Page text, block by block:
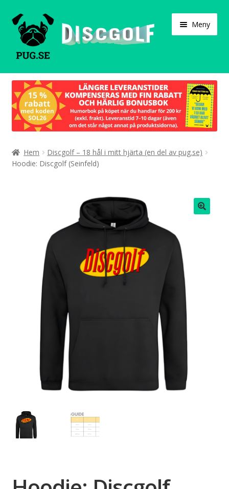
Hoppa
till
navigering
Hoppa
till
innehåll
Meny
Varukorg
Våra produkter
Designa själv!
Böcker
Hem
Discgolf – 18 hål i mitt hjärta (en del av pug.se)
Hoodie: Discgolf (Seinfeld)